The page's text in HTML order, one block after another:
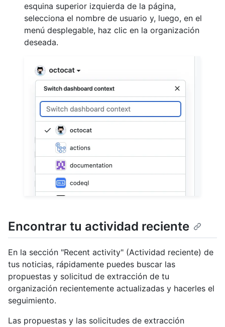
esquina superior izquierda de la página,
selecciona el nombre de usuario y, luego, en el
menú desplegable, haz clic en la organización
deseada.
Encontrar tu actividad reciente
En la sección "Recent activity" (Actividad reciente) de
tus noticias, rápidamente puedes buscar las
propuestas y solicitud de extracción de tu
organización recientemente actualizadas y hacerles el
seguimiento.
Las propuestas y las solicitudes de extracción